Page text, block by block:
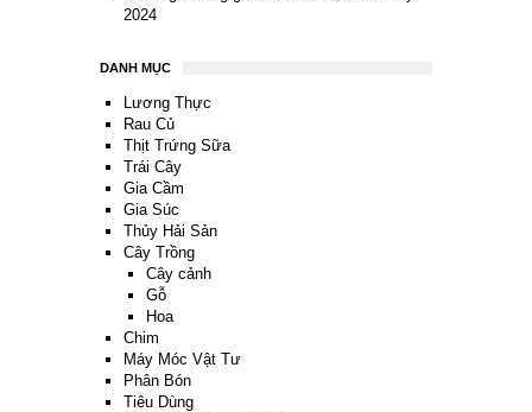
2024
DANH MỤC
Lương Thực
Rau Củ
Thịt Trứng Sữa
Trái Cây
Gia Cầm
Gia Súc
Thủy Hải Sản
Cây Trồng
Cây cảnh
Gỗ
Hoa
Chim
Máy Móc Vật Tư
Phân Bón
Tiêu Dùng